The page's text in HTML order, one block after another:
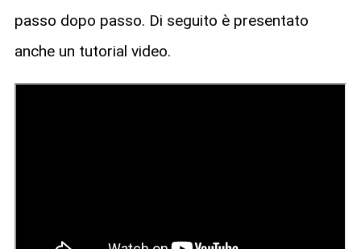
passo dopo passo. Di seguito è presentato
anche un tutorial video.